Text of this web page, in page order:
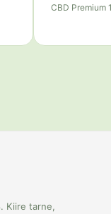
Kiire tarne,